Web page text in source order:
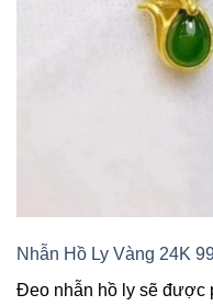
Nhẫn Hồ Ly Vàng 24K
Đeo nhẫn hồ ly sẽ được